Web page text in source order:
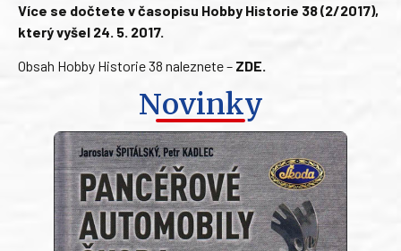
Více se dočtete v časopisu Hobby Historie 38 (2/2017),
který vyšel 24. 5. 2017.
Obsah Hobby Historie 38 naleznete – ZDE.
Novinky